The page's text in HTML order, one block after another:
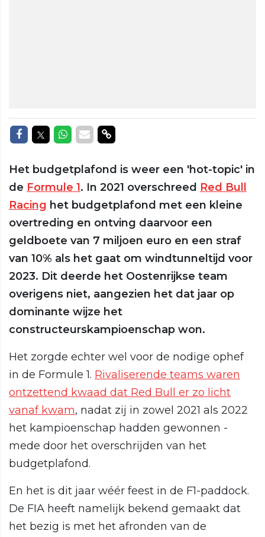
Delen op Facebook
Delen op Twitter
Delen op Whatsapp
Delen via Mail
Delen via link
Het budgetplafond is weer een 'hot-topic' in
de Formule 1. In 2021 overschreed Red Bull
Racing het budgetplafond met een kleine
overtreding en ontving daarvoor een
geldboete van 7 miljoen euro en een straf
van 10% als het gaat om windtunneltijd voor
2023. Dit deerde het Oostenrijkse team
overigens niet, aangezien het dat jaar op
dominante wijze het
constructeurskampioenschap won.
Het zorgde echter wel voor de nodige ophef
in de Formule 1. Rivaliserende teams waren
ontzettend kwaad dat Red Bull er zo licht
vanaf kwam, nadat zij in zowel 2021 als 2022
het kampioenschap hadden gewonnen -
mede door het overschrijden van het
budgetplafond.
En het is dit jaar wéér feest in de F1-paddock.
De FIA heeft namelijk bekend gemaakt dat
het bezig is met het afronden van de